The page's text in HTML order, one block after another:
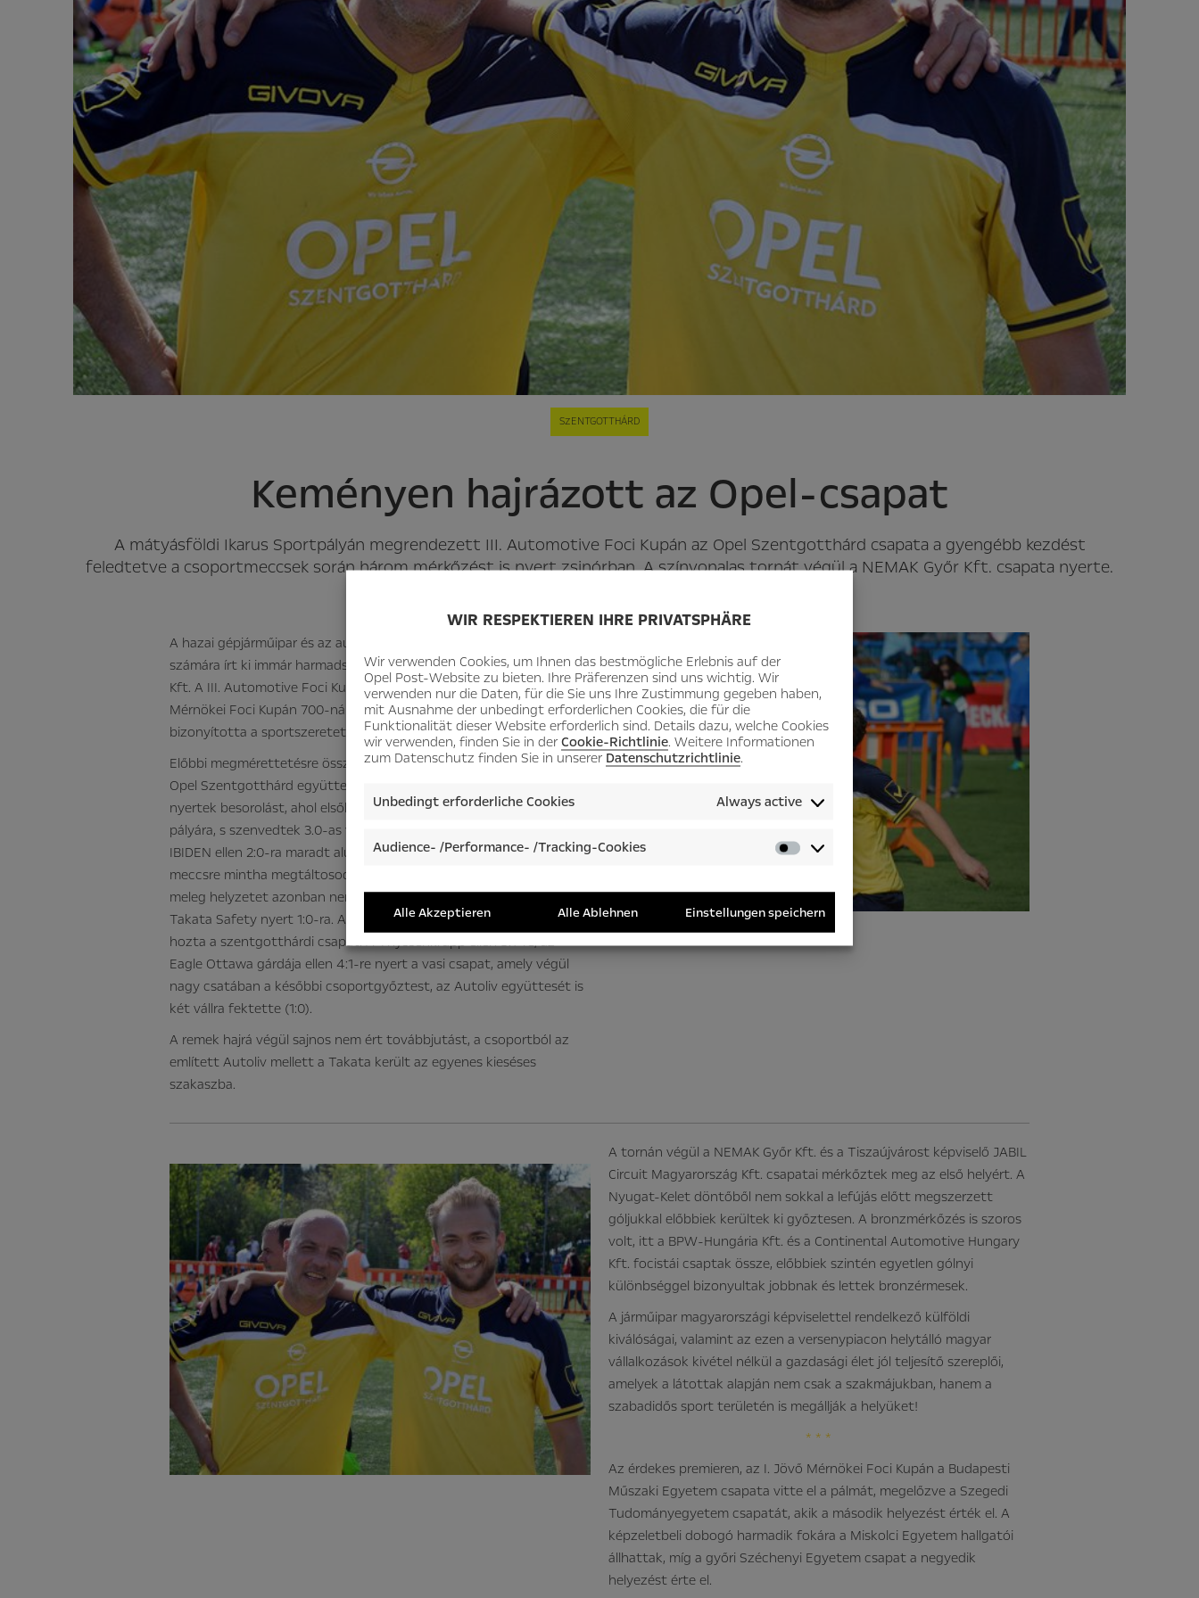
WIR RESPEKTIEREN IHRE PRIVATSPHÄRE
Wir verwenden Cookies, um Ihnen das bestmögliche Erlebnis auf der
Opel Post-Website zu bieten. Ihre Präferenzen sind uns wichtig. Wir
verwenden nur die Daten, für die Sie uns Ihre Zustimmung gegeben haben,
mit Ausnahme der unbedingt erforderlichen Cookies, die für die
Funktionalität dieser Website erforderlich sind. Details dazu, welche Cookies
wir verwenden, finden Sie in der Cookie-Richtlinie. Weitere Informationen
zum Datenschutz finden Sie in unserer Datenschutzrichtlinie.
Unbedingt erforderliche Cookies Always active
Audience- /Performance- /Tracking-Cookies
Audience-
/Performance-
/Tracking-
Cookies
Alle Akzeptieren Alle Ablehnen Einstellungen speichern
SZENTGOTTHÁRD
Keményen hajrázott az Opel-csapat
A mátyásföldi Ikarus Sportpályán megrendezett III. Automotive Foci Kupán az Opel Szentgotthárd csapata a gyengébb kezdést
feledtetve a csoportmeccsek során három mérkőzést is nyert zsinórban. A színvonalas tornát végül a NEMAK Győr Kft. csapata nyerte.
A hazai gépjárműipar és az autógyártás meghatározó szereplői
számára írt ki immár harmadszor kispályás focitornát a PromoSport
Kft. A III. Automotive Foci Kupán és a most bemutatkozott I. Jövő
Mérnökei Foci Kupán 700-nál is több focibarát sorakozott fel, és
bizonyította a sportszeretetét.
Előbbi megmérettetésre összesen 56 csapat nevezett, köztük az
Opel Szentgotthárd együttese. A gotthárdiak a B-csoportba
nyertek besorolást, ahol elsőként a Robert Bosch ellen léptek
pályára, s szenvedtek 3.0-as vereséget. A második meccsen az
IBIDEN ellen 2:0-ra maradt alul a szentgotthárdi csapat. A harmadik
meccsre mintha megtáltosodott volna az Opel különítmény, sok
meleg helyzetet azonban nem sikerült gólra váltani, így végül a
Takata Safety nyert 1:0-ra. Az ezt követő három meccset viszont
hozta a szentgotthárdi csapat. A Thyssenkrupp ellen 5:1-re, az
Eagle Ottawa gárdája ellen 4:1-re nyert a vasi csapat, amely végül
nagy csatában a későbbi csoportgyőztest, az Autoliv együttesét is
két vállra fektette (1:0).
A remek hajrá végül sajnos nem ért továbbjutást, a csoportból az
említett Autoliv mellett a Takata került az egyenes kieséses
szakaszba.
A tornán végül a NEMAK Győr Kft. és a Tiszaújvárost képviselő JABIL
Circuit Magyarország Kft. csapatai mérkőztek meg az első helyért. A
Nyugat-Kelet döntőből nem sokkal a lefújás előtt megszerzett
góljukkal előbbiek kerültek ki győztesen. A bronzmérkőzés is szoros
volt, itt a BPW-Hungária Kft. és a Continental Automotive Hungary
Kft. focistái csaptak össze, előbbiek szintén egyetlen gólnyi
különbséggel bizonyultak jobbnak és lettek bronzérmesek.
A járműipar magyarországi képviselettel rendelkező külföldi
kiválóságai, valamint az ezen a versenypiacon helytálló magyar
vállalkozások kivétel nélkül a gazdasági élet jól teljesítő szereplői,
amelyek a látottak alapján nem csak a szakmájukban, hanem a
szabadidős sport területén is megállják a helyüket!
* * *
Az érdekes premieren, az I. Jövő Mérnökei Foci Kupán a Budapesti
Műszaki Egyetem csapata vitte el a pálmát, megelőzve a Szegedi
Tudományegyetem csapatát, akik a második helyezést érték el. A
képzeletbeli dobogó harmadik fokára a Miskolci Egyetem hallgatói
állhattak, míg a győri Széchenyi Egyetem csapat a negyedik
helyezést érte el.